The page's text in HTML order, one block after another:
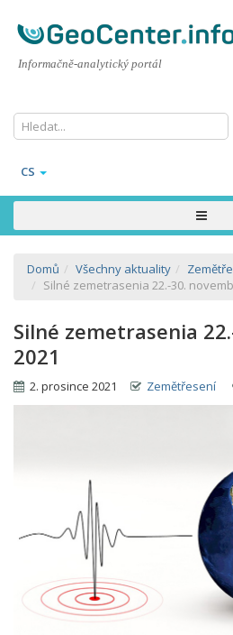
Informačně-analytický portál
CS
Domů Všechny aktuality
Silné zemetrasenia 22.-30.
Silné zemetrasenia
2021
2. prosince 2021 Zemětřesení